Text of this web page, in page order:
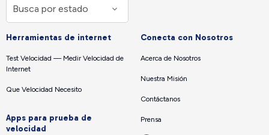
Herramientas de internet
Test Velocidad — Medir Velocidad de
Internet
Que Velocidad Necesito
Apps para prueba de
velocidad
Conecta con Nosotros
Acerca de Nosotros
Nuestra Misión
Contáctanos
Prensa